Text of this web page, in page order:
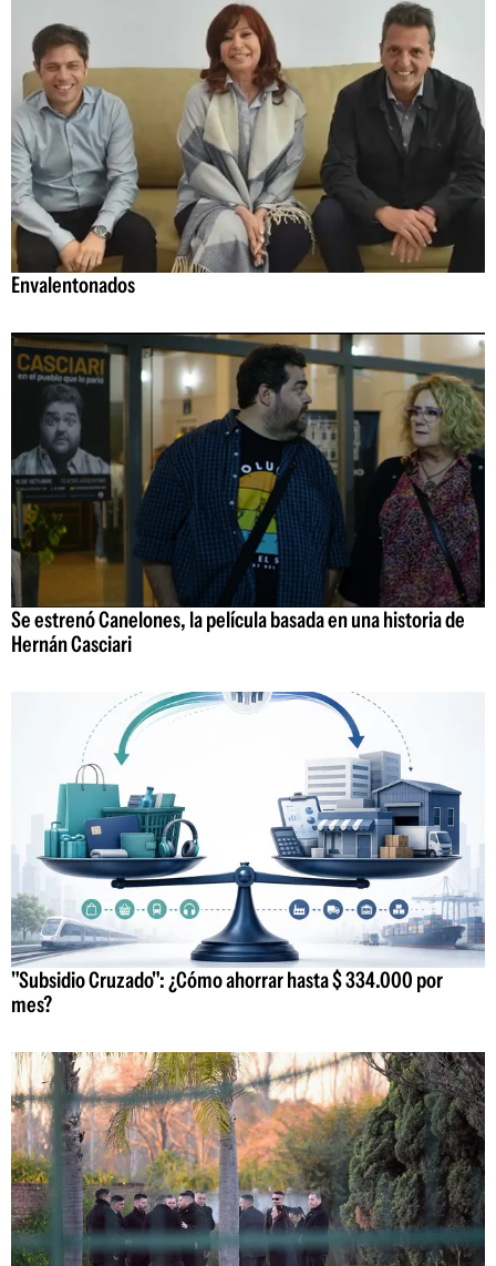
Envalentonados
Se estrenó Canelones, la película basada en una historia de
Hernán Casciari
"Subsidio Cruzado": ¿Cómo ahorrar hasta $ 334.000 por
mes?